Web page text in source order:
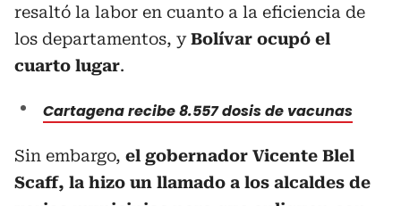
resaltó la labor en cuanto a la eficiencia de
los departamentos, yBolívar ocupó el
cuarto lugar.
Cartagena recibe 8.557 dosis de vacunas
Sin embargo, el gobernador Vicente Blel
Scaff, la hizo un llamado a los alcaldes de